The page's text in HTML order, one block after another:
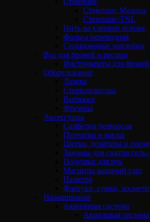
Стемпинг Малина
Стемпинг-TNL
Нить на клеевой основе
Фольга переводная
Силиконовые наклейки
Все для бровей и ресниц
Инструменты для
Оборудование
Лампы
Стерилизаторы
Вытяжки
Фрезеры
Аксессуары
Салфетки безворсов
Перчатки и маски
Щетки, дозаторы и
Зажимы для снятия гель-
Подушки для рук
Магниты кошачий глаз
Палитра
Фартуки, сумки,
Наращивание
Акриловая система
Акриловая